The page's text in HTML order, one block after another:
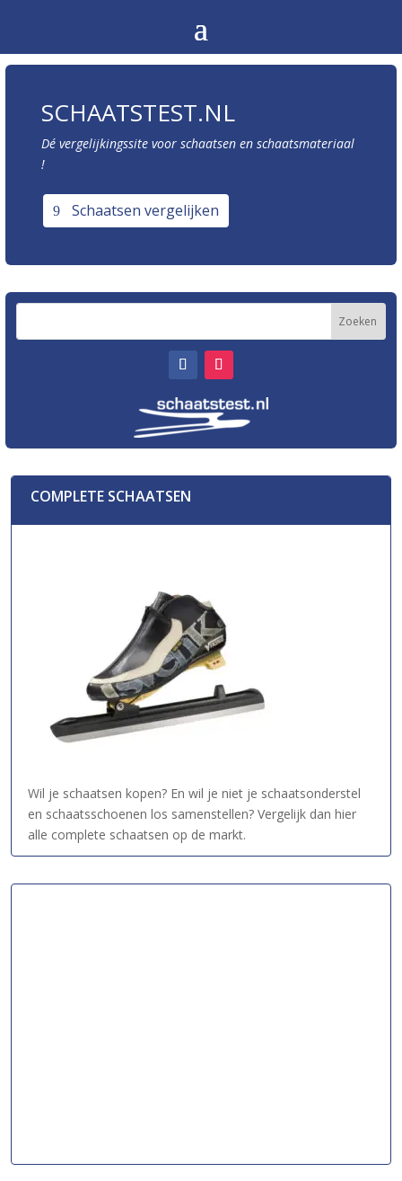
SCHAATSTEST.NL
Dé vergelijkingssite voor schaatsen en schaatsmateriaal
!
Schaatsen vergelijken
COMPLETE SCHAATSEN
Wil je schaatsen kopen? En wil je niet je schaatsonderstel
en schaatsschoenen los samenstellen? Vergelijk dan hier
alle complete schaatsen op de markt.